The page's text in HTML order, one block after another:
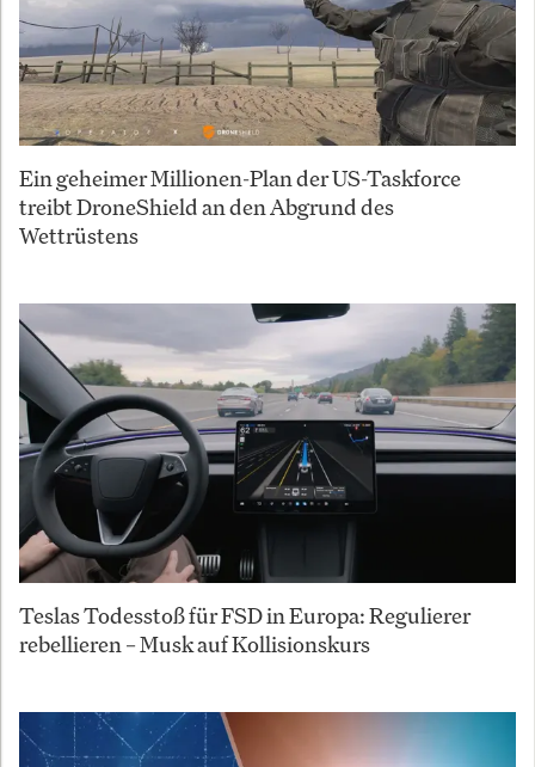
Ein geheimer Millionen-Plan der US-Taskforce
treibt DroneShield an den Abgrund des
Wettrüstens
Teslas Todesstoß für FSD in Europa: Regulierer
rebellieren – Musk auf Kollisionskurs